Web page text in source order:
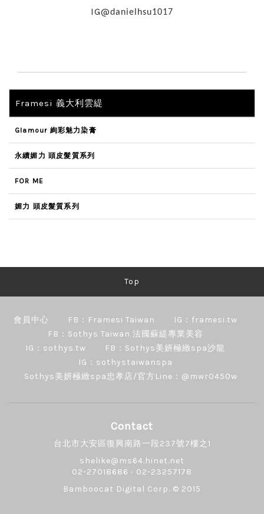
IG@danielhsu1017
Framesi 義大利雲緹
Glamour 絢彩魅力染膏
永續媚力 頭皮髮質系列
FOR ME
媚力 頭皮髮質系列
Top
會員中心 FB：Framesi Taiwan
IG：framesi.tw
FB：Sothys Taiwan 法國蘇緹專業美容
IG：sothys.tw
FB：Sothys美妍極緻spa沙龍
IG：sothystaiwanspa
Sothys美妍極緻spa忠孝店/官方Line：@mwr0450w
Contact
台北市大安區復興南路一段237號7樓之1
shelike@ms64.hinet.net
02-27018686 ‧ 02-23257178
Bamboocat Digital Corp. © 2015